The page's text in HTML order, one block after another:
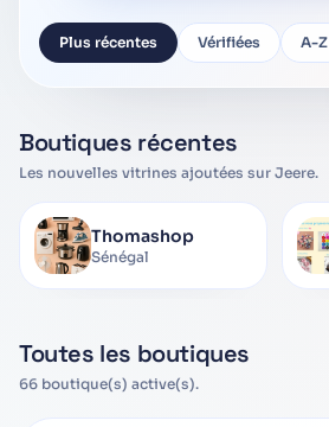
Plus récentes Vérifiées A-Z
Boutiques récentes
Les nouvelles vitrines ajoutées sur Jeere.
Thomashop
Sénégal
Toutes les boutiques
66 boutique(s) active(s).